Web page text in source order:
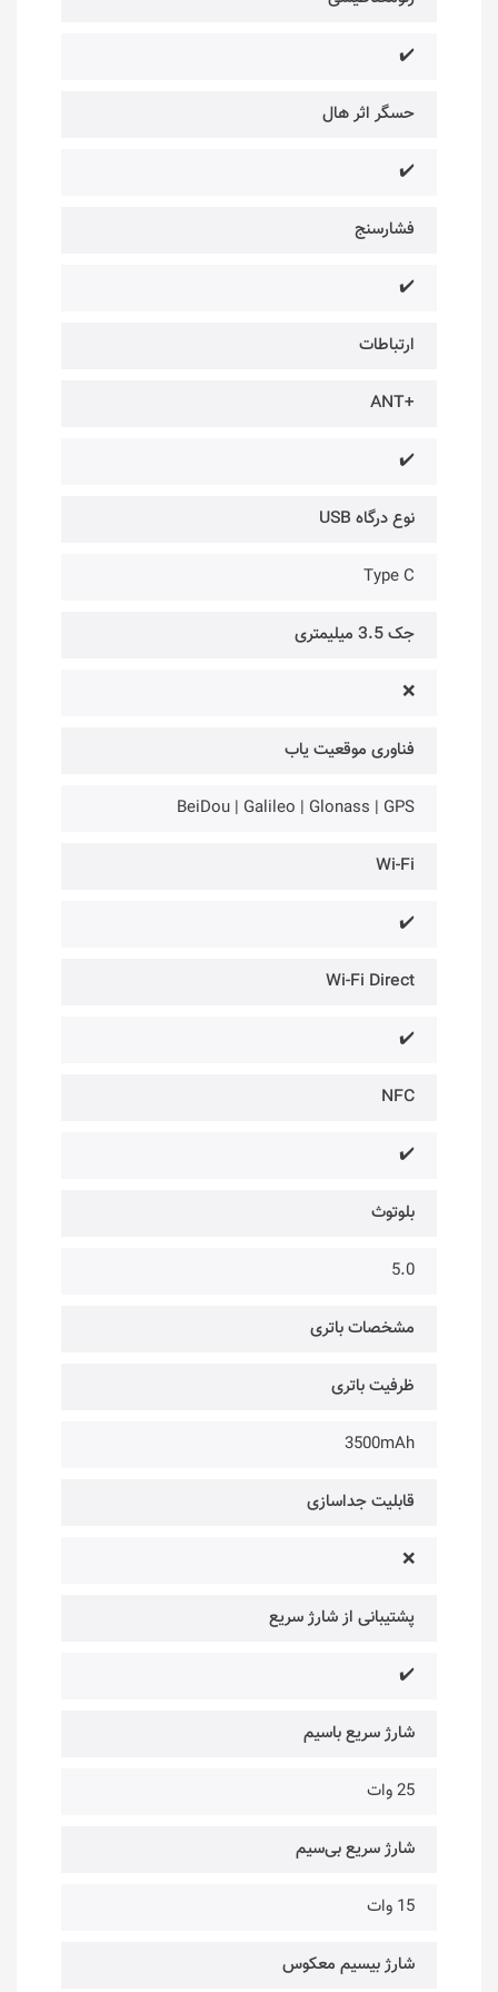
✔️
حسگر اثر هال
✔️
فشارسنج
✔️
ارتباطات
+ANT
✔️
نوع درگاه USB
Type C
جک 3.5 میلیمتری
❌
فناوری موقعیت یاب
BeiDou | Galileo | Glonass | GPS
Wi-Fi
✔️
Wi-Fi Direct
✔️
NFC
✔️
بلوتوث
5.0
مشخصات باتری
ظرفیت باتری
3500mAh
قابلیت جداسازی
❌
پشتیبانی از شارژ سریع
✔️
شارژ سریع باسیم
25 وات
شارژ سریع بی‌سیم
15 وات
شارژ بیسیم معکوس